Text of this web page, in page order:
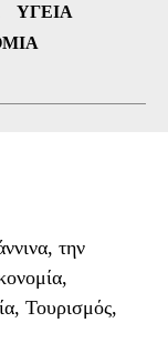
ΥΓΕΊΑ
την
Τουρισμός,